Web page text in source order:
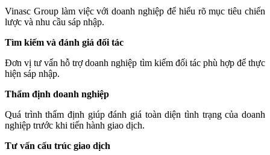
Vinasc Group làm việc với doanh nghiệp để hiểu rõ mục tiêu chiến
lược và nhu cầu sáp nhập.
Tìm kiếm và đánh giá đối tác
Đơn vị tư vấn hỗ trợ doanh nghiệp tìm kiếm đối tác phù hợp để thực
hiện sáp nhập.
Thẩm định doanh nghiệp
Quá trình thẩm định giúp đánh giá toàn diện tình trạng của doanh
nghiệp trước khi tiến hành giao dịch.
Tư vấn cấu trúc giao dịch